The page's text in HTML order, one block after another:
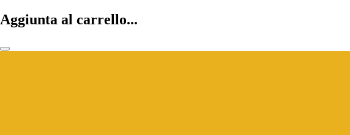
Aggiunta al carrello...